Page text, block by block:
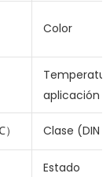
Color
aplicación
Clase (DIN
Estado